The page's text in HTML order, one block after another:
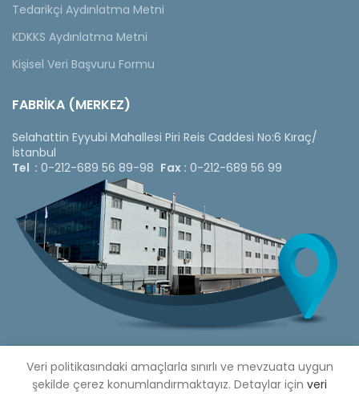
Tedarikçi Aydınlatma Metni
KDKKS Aydınlatma Metni
Kişisel Veri Başvuru Formu
FABRİKA (MERKEZ)
Selahattin Eyyubi Mahallesi Piri Reis Caddesi No:6 Kıraç/
İstanbul
Tel : 0-212-689 56 89-98 Fax : 0-212-689 56 99
Veri politikasındaki amaçlarla sınırlı ve mevzuata uygun
şekilde çerez konumlandırmaktayız. Detaylar için veri